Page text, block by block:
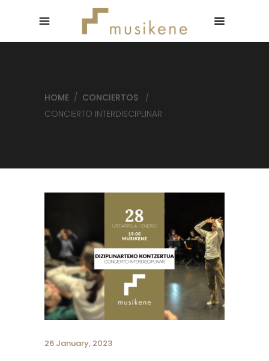
HOME / CONCIERTOS
/
CONCIERTO INTERDISCIPLINAR
26 January, 2023